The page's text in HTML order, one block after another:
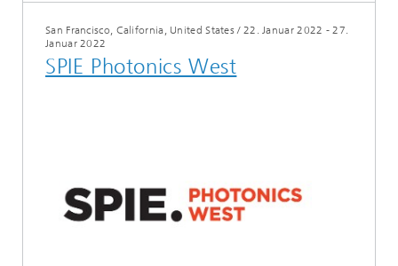
San Francisco, California, United States/ 22. Januar 2022 - 27.
Januar 2022
SPIE Photonics West